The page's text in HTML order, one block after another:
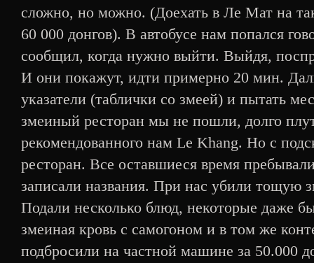
сложно, но можно. (Доехать в Ле Мат на
60 000 донгов). В автобусе нам попался
сообщил, когда нужно выйти. Выйдя,
И они покажут, идти примерно 20 мин.
указатели (таблички со змеей) и пытать
змеиный ресторан мы не пошли, долго
рекомендованного нам Le Khang. Но с
ресторан. Все оставшиеся время
записали названия. При нас убили тощую
Подали несколько блюд, некоторые даже
змеиная кровь с самогоном и в том же
подбросили на частной машине за 50.000